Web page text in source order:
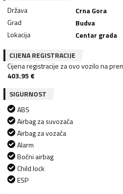
Država
Crna Gora
Grad
Budva
Lokacija
Centar grada
CIJENA REGISTRACIJE
Cijena registracije za ovo vozilo na
403.95 €
SIGURNOST
ABS
Airbag za suvozača
Airbag za vozača
Alarm
Bočni airbag
Child lock
ESP